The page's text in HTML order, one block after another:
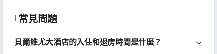
常見問題
貝爾維尤大酒店的入住和退房時間是什麼？